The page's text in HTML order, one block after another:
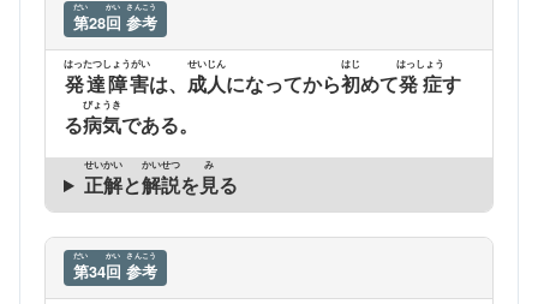
第
だい
28回
かい
参考
さんこう
発達障害
はったつしょうがい
は、 成人
せいじん
になってから初
はじ
めて発症
はっしょう
す
る病気
びょうき
である。
正解
せいかい
と解説
かいせつ
を見
み
る
第
だい
34回
かい
参考
さんこう